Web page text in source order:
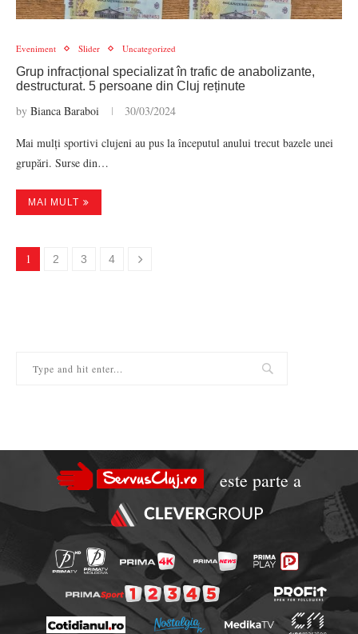
Eveniment Slider Uncategorized
Grup infracțional specializat în trafic de anabolizante,
destructurat. 5 persoane din Cluj reținute
by Bianca Baraboi 30/03/2024
Mai mulți sportivi clujeni au pus la începutul anului trecut bazele unei
grupări. Surse din…
MAI MULT
1 2 3 4
este parte a